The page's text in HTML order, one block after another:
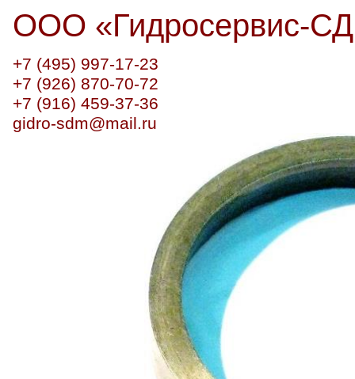
+7 (495) 997-17-23
+7 (926) 870-70-72
+7 (916) 459-37-36
gidro-sdm@mail.ru
ООО «Гидросервис-